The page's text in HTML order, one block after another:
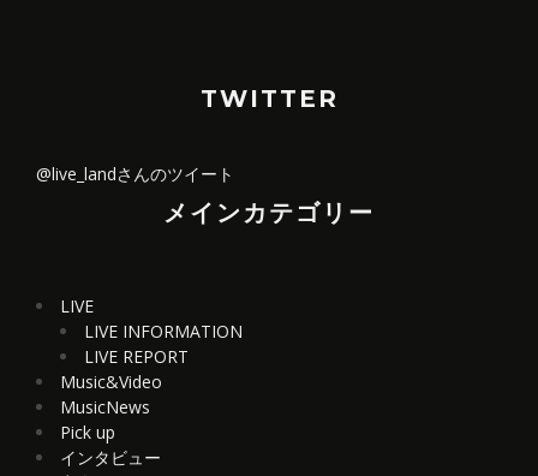
TWITTER
@live_landさんのツイート
メインカテゴリー
LIVE
LIVE INFORMATION
LIVE REPORT
Music&Video
MusicNews
Pick up
インタビュー